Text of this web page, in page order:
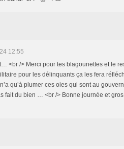
12:55
<br /> Merci pour tes blagounettes et le
pour les délinquants ça les fera
qu’à plumer ces oies qui sont au
fait du bien … <br /> Bonne journée et